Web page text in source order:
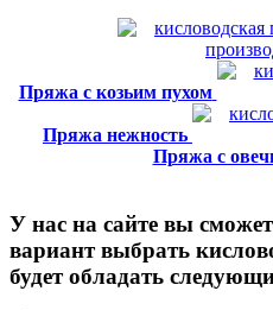
Пряжа с козьим пухом
Пряжа нежность
Пряжа с
У нас на сайте вы
вариант выбрать
будет обладать